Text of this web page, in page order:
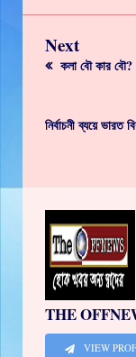
Next
কলা বৌ কার বৌ?
নির্বাচনী ব্যয়ে
THE
VIEW